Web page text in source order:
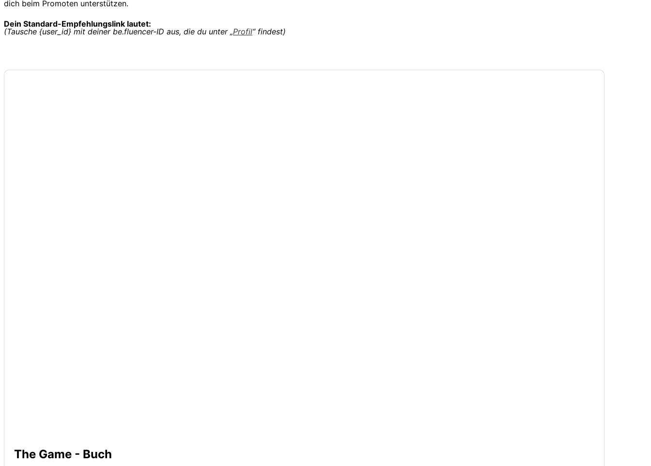
dich beim Promoten unterstützen.
Dein Standard-Empfehlungslink lautet:
(Tausche {user_id} mit deiner be.fluencer-ID aus, die du unter „Profil“ findest)
The Game - Buch